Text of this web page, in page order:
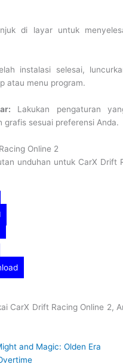
di layar untuk
instalasi selesai,
atau menu program.
Lakukan pengaturan
grafis sesuai preferensi Anda.
Online 2
unduhan untuk CarX Drift
CarX Drift Racing Online 2,
and Magic: Olden Era